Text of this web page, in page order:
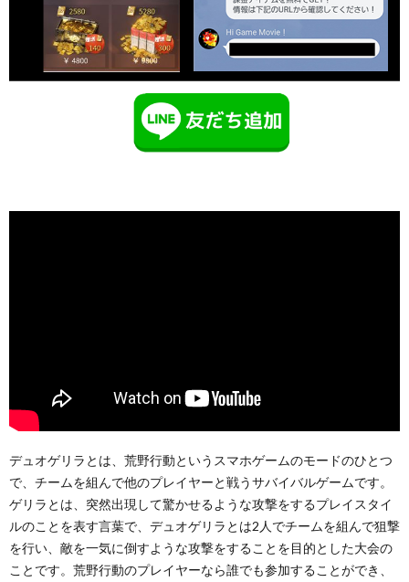
デュオゲリラとは、荒野行動というスマホゲームのモードのひとつ
で、チームを組んで他のプレイヤーと戦うサバイバルゲームです。
ゲリラとは、突然出現して驚かせるような攻撃をするプレイスタイ
ルのことを表す言葉で、デュオゲリラとは2人でチームを組んで狙撃
を行い、敵を一気に倒すような攻撃をすることを目的とした大会の
ことです。荒野行動のプレイヤーなら誰でも参加することができ、